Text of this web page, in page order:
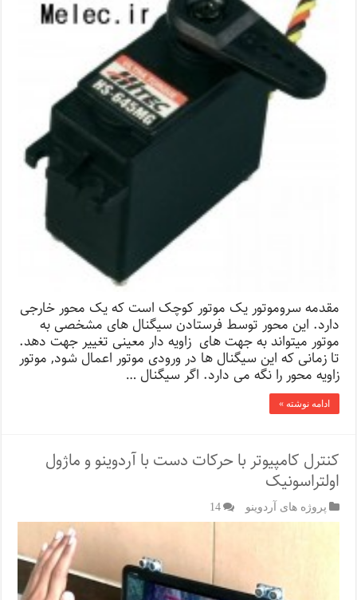
مقدمه سروموتور یک موتور کوچک است که یک محور خارجی
دارد. این محور توسط فرستادن سیگنال های مشخصی به
موتور میتواند به جهت های زاویه دار معینی تغییر جهت دهد.
تا زمانی که این سیگنال ها در ورودی موتور اعمال شود, موتور
زاویه محور را نگه می دارد. اگر سیگنال …
ادامه نوشته »
کنترل کامپیوتر با حرکات دست با آردوینو و ماژول
اولتراسونیک
پروژه های آردوینو 14